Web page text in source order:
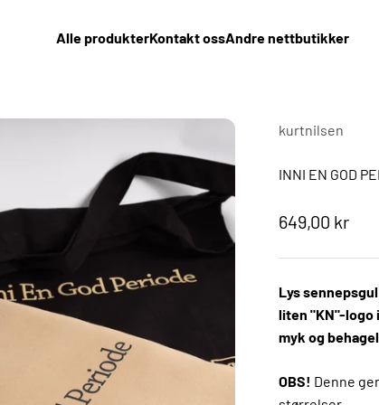
Alle produkterKontakt ossAndre nettbutikker
kurtnilsen
INNI EN GOD
Salgspris
649,00 kr
Lys
liten "KN"-logo
myk og
OBS! Denne